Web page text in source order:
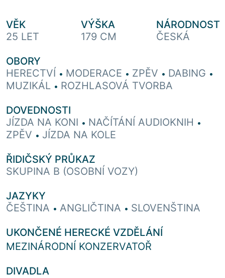
VĚK
25 LET
VÝŠKA
179 CM
NÁRODNOST
ČESKÁ
OBORY
HERECTVÍ • MODERACE • ZPĚV • DABING •
MUZIKÁL • ROZHLASOVÁ TVORBA
DOVEDNOSTI
JÍZDA NA KONI • NAČÍTÁNÍ AUDIOKNIH •
ZPĚV • JÍZDA NA KOLE
ŘIDIČSKÝ PRŮKAZ
SKUPINA B (OSOBNÍ VOZY)
JAZYKY
ČEŠTINA • ANGLIČTINA • SLOVENŠTINA
UKONČENÉ HERECKÉ VZDĚLÁNÍ
MEZINÁRODNÍ KONZERVATOŘ
DIVADLA